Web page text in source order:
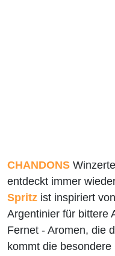
CHANDONS
entdeckt immer
Spritz ist inspiriert
Argentinier für bittere
Fernet - Aromen, die
kommt die